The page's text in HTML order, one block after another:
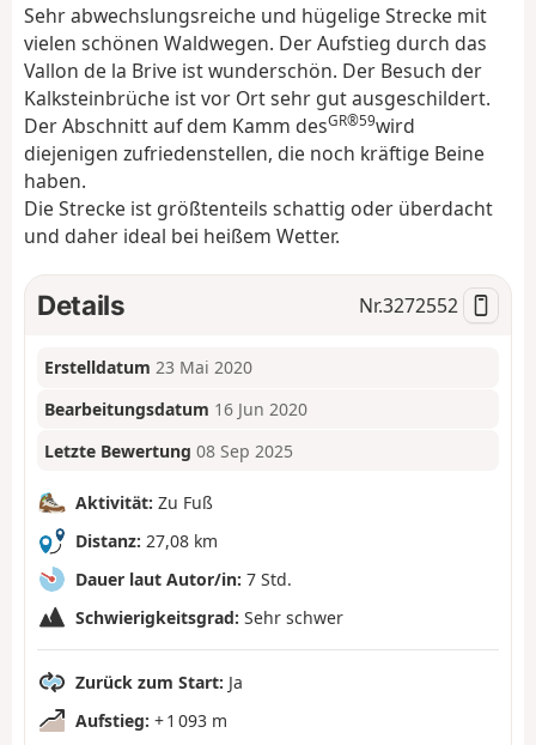
Sehr abwechslungsreiche und hügelige Strecke mit
vielen schönen Waldwegen. Der Aufstieg durch das
Vallon de la Brive ist wunderschön. Der Besuch der
Kalksteinbrüche ist vor Ort sehr gut ausgeschildert.
Der Abschnitt auf dem Kamm desGR®59wird
diejenigen zufriedenstellen, die noch kräftige Beine
haben.
Die Strecke ist größtenteils schattig oder überdacht
und daher ideal bei heißem Wetter.
Details Nr.3272552
Erstelldatum 23 Mai 2020
Bearbeitungsdatum 16 Jun 2020
Letzte Bewertung 08 Sep 2025
Aktivität: Zu Fuß
Distanz: 27,08 km
Dauer laut Autor/in: 7 Std.
Schwierigkeitsgrad: Sehr schwer
Zurück zum Start: Ja
Aufstieg: + 1 093 m